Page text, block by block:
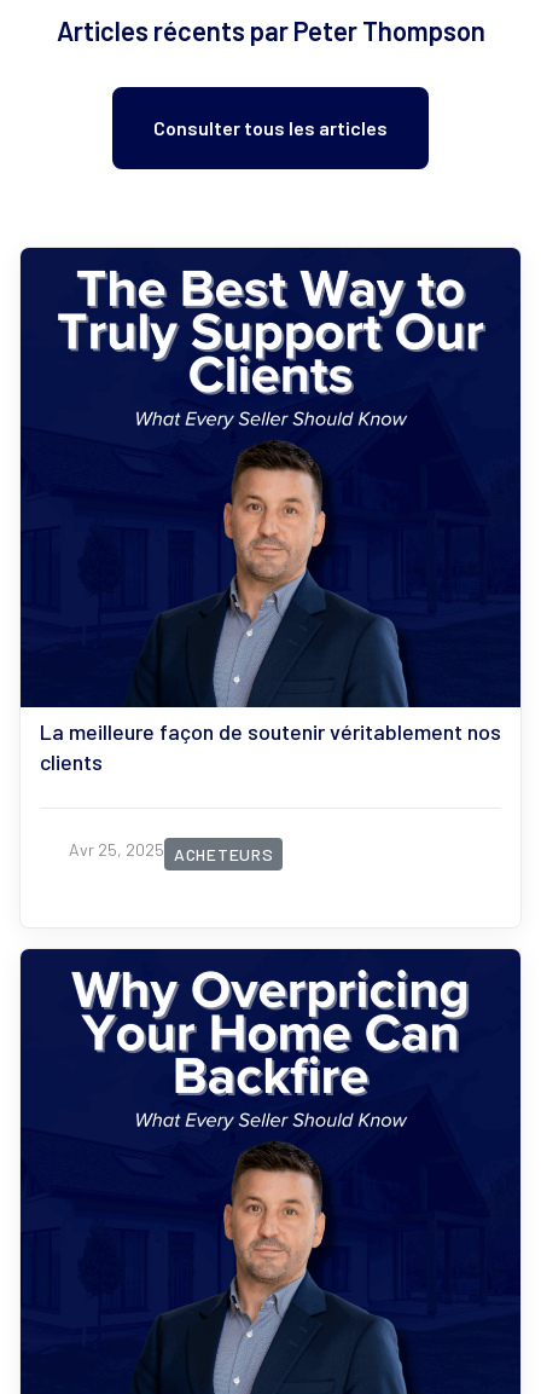
Articles récents par Peter Thompson
Consulter tous les articles
La meilleure façon de soutenir véritablement nos
clients
Avr 25, 2025 ACHETEURS